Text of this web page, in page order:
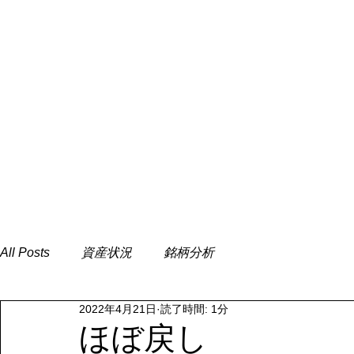
All Posts 資産状況 銘柄分析
ほぼ戻し
2022年4月21日 読了時間: 1分